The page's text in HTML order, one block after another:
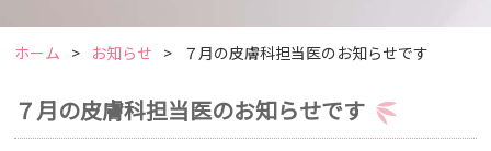
ホーム お知らせ ７月の皮膚科担当医のお知らせです
７月の皮膚科担当医のお知らせです